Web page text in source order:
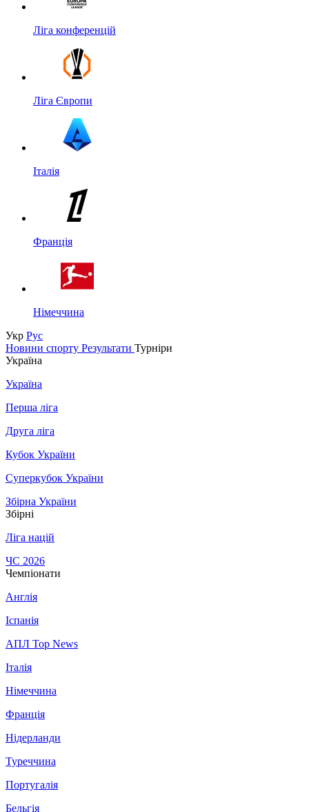
Ліга конференцій
Ліга Європи
Італія
Франція
Німеччина
Укр Рус
Новини спорту Результати Турніри
Україна
Україна
Перша ліга
Друга ліга
Кубок України
Суперкубок України
Збірна України
Збірні
Ліга націй
ЧС 2026
Чемпіонати
Англія
Іспанія
АПЛ Top News
Італія
Німеччина
Франція
Нідерланди
Туреччина
Португалія
Бельгія